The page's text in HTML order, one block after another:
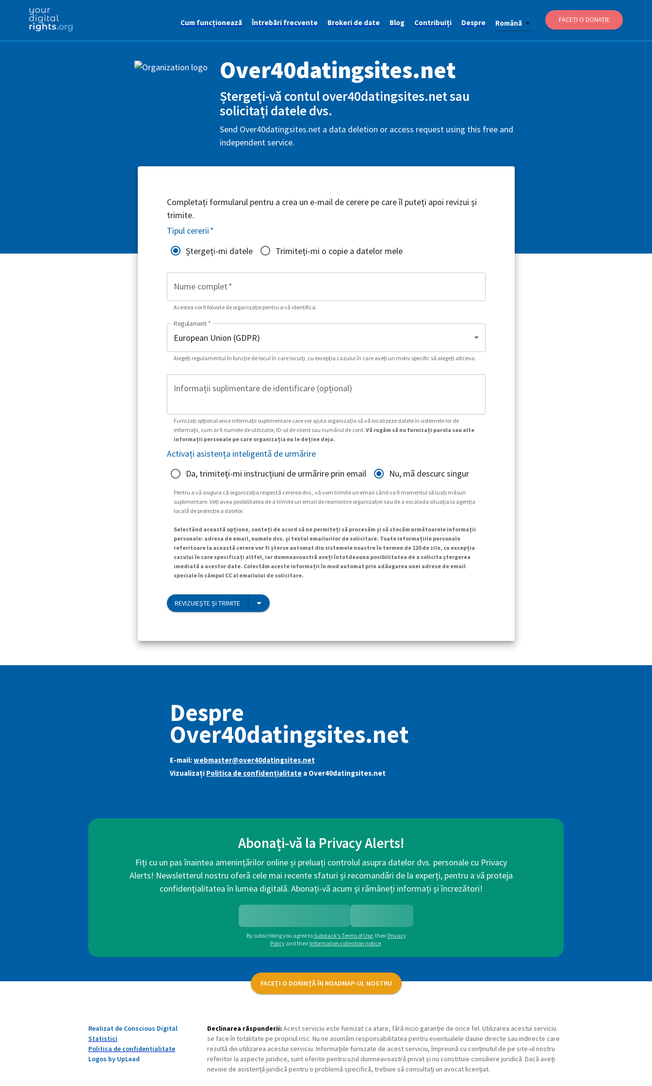
Cum funcționează Întrebări frecvente Brokeri de date Blog Contribuiți Despre Română FACEȚI O DONAȚIE
Over40datingsites.net
Ștergeți-vă contul over40datingsites.net sau
solicitați datele dvs.
Send Over40datingsites.net a data deletion or access request using this free and
independent service.
Completați formularul pentru a crea un e-mail de cerere pe care îl puteți apoi revizui și
trimite.
Tipul cererii*
Ștergeți-mi datele
Trimiteți-mi o copie a datelor mele
Nume complet*
Acestea vor fi folosite de organizație pentru a vă identifica.
Regulament *
Alegeți regulamentul în funcție de locul în care locuiți, cu excepția cazului în care aveți un motiv specific să alegeți altceva.
Informații suplimentare de identificare (opțional)
Furnizați opțional orice informații suplimentare care vor ajuta organizația să vă localizeze datele în sistemele lor de
informații, cum ar fi numele de utilizator, ID-ul de client sau numărul de cont. Vă rugăm să nu furnizați parola sau alte
informații personale pe care organizația nu le deține deja.
Activați asistența inteligentă de urmărire
Da, trimiteți-mi instrucțiuni de urmărire prin email
Nu, mă descurc singur
Pentru a vă asigura că organizația respectă cererea dvs., vă vom trimite un email când va fi momentul să luați măsuri
suplimentare. Veți avea posibilitatea de a trimite un email de reamintire organizației sau de a escalada situația la agenția
locală de protecție a datelor.
Selectând această opțiune, sunteți de acord să ne permiteți să procesăm și să stocăm următoarele informații
personale: adresa de email, numele dvs. și textul emailurilor de solicitare. Toate informațiile personale
referitoare la această cerere vor fi șterse automat din sistemele noastre în termen de 120 de zile, cu excepția
cazului în care specificați altfel, iar dumneavoastră aveți întotdeauna posibilitatea de a solicita ștergerea
imediată a acestor date. Colectăm aceste informații în mod automat prin adăugarea unei adrese de email
speciale în câmpul CC al emailului de solicitare.
REVIZUIEȘTE ȘI TRIMITE
Despre
Over40datingsites.net
E-mail:webmaster@over40datingsites.net
Vizualizați Politica de confidențialitate a Over40datingsites.net
Abonați-vă la Privacy Alerts!
Fiți cu un pas înaintea amenințărilor online și preluați controlul asupra datelor dvs. personale cu Privacy
Alerts! Newsletterul nostru oferă cele mai recente sfaturi și recomandări de la experți, pentru a vă proteja
confidențialitatea în lumea digitală. Abonați-vă acum și rămâneți informați și încrezători!
By subscribing you agree toSubstack's Terms of Use, their Privacy
Policy and their Information collection notice.
FACEȚI O DORINȚĂ ÎN ROADMAP-UL NOSTRU
Realizat de Conscious Digital
Statistici
Politica de confidențialitate
Logos by UpLead
Declinarea răspunderii: Acest serviciu este furnizat ca atare, fără nicio garanție de orice fel. Utilizarea acestui serviciu
se face în totalitate pe propriul risc. Nu ne asumăm responsabilitatea pentru eventualele daune directe sau indirecte care
rezultă din utilizarea acestui serviciu. Informațiile furnizate de acest serviciu, împreună cu conținutul de pe site-ul nostru
referitor la aspecte juridice, sunt oferite pentru uzul dumneavoastră privat și nu constituie consiliere juridică. Dacă aveți
nevoie de asistență juridică pentru o problemă specifică, trebuie să consultați un avocat licențiat.